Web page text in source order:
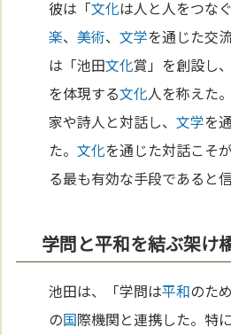
彼は「文化は人と人をつな
楽、美術、文学を通じた交
は「池田文化賞」を創設し
を体現する文化人を称えた
家や詩人と対話し、文学を
た。文化を通じた対話こそが
る最も有効な手段であると
学問と平和を結ぶ架け
池田は、「学問は平和のた
の国際機関と連携した。特に